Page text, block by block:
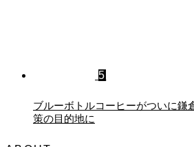
5
ブルーボトルコーヒーがついに鎌
策の目的地に